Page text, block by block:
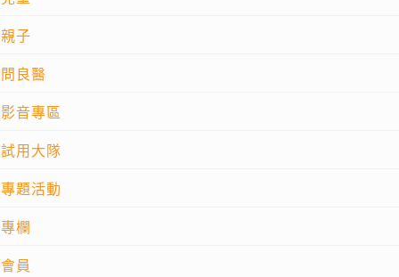
親子
問良醫
影音專區
試用大隊
專題活動
專欄
會員